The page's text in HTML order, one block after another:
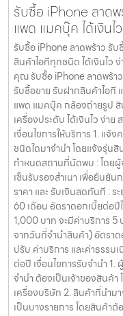
รับซื้อ iPhone ลาดพ
แพด แมคบุ๊ค ได้เงินไ
รับซื้อ iPhone ลาดพร้าว รับ
สินค้าไอทีทุกชนิด ได้เงินไว ง่
คุณ รับซื้อ iPhone ลาดพร้าว
รับซื้อขาย รับฝากสินค้าไอที
แพด แมคบุ๊ค กล้องถ่ายรูป สิ
เครื่องประดับ ได้เงินไว ง่าย
เงื่อนไขการให้บริการ 1. แจ้
ชนิดใดมาจำนำ โดยแจ้งรุ่นสิ
กำหนดสถานที่นัดพบ : โดยผู้
เซ็นรับรองสำเนา เพื่อยืนยั
ราคา และ รับเงินสดทันที : ร
60 เดือน อัตราดอกเบี้ยต่อ
1,000 บาท จะมีค่าบริการ
จากวันที่จำนำสินค้า) อัตราด
ปรับ ค่าบริการ และค่าธรรม
ต่อปี เงื่อนไขการรับจำนำ 1.
จำนำ ต้องเป็นเจ้าของสินค้า
เครื่องบริษัท 2. สินค้าที่นำม
เป็นบางรายการ โดยสินค้า